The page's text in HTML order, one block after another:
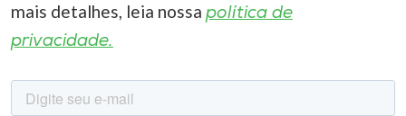
mais detalhes, leia nossa política de
privacidade.